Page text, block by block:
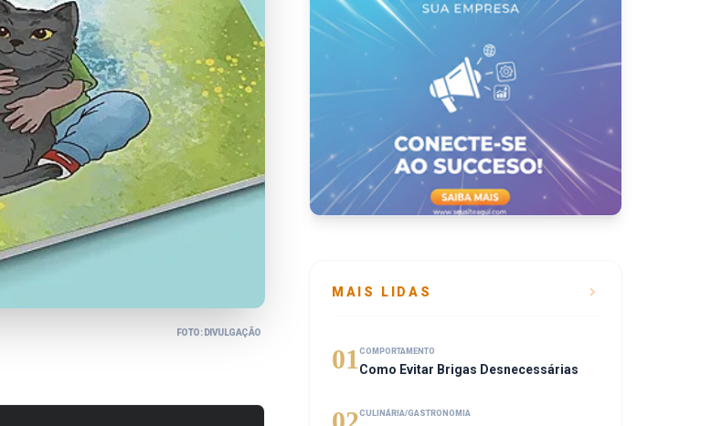
FOTO: DIVULGAÇÃO
MAIS LIDAS
01 COMPORTAMENTO
Como Evitar Brigas Desnecessárias
CULINÁRIA/GASTRONOMIA